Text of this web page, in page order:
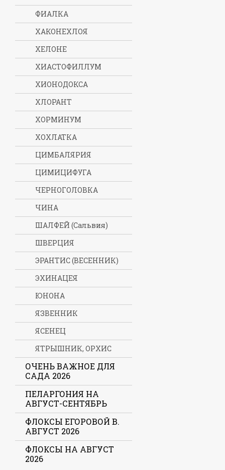
ФИАЛКА
ХАКОНЕХЛОЯ
ХЕЛОНЕ
ХИАСТОФИЛЛУМ
ХИОНОДОКСА
ХЛОРАНТ
ХОРМИНУМ
ХОХЛАТКА
ЦИМБАЛЯРИЯ
ЦИМИЦИФУГА
ЧЕРНОГОЛОВКА
ЧИНА
ШАЛФЕЙ (Сальвия)
ШВЕРЦИЯ
ЭРАНТИС (ВЕСЕННИК)
ЭХИНАЦЕЯ
ЮНОНА
ЯЗВЕННИК
ЯСЕНЕЦ
ЯТРЫШНИК, ОРХИС
ОЧЕНЬ ВАЖНОЕ ДЛЯ
САДА 2026
ПЕЛАРГОНИЯ НА
АВГУСТ-СЕНТЯБРЬ
ФЛОКСЫ ЕГОРОВОЙ В.
АВГУСТ 2026
ФЛОКСЫ НА АВГУСТ
2026